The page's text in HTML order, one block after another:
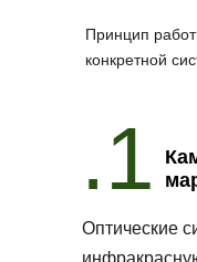
Оптические
.1
Принцип
конкретной